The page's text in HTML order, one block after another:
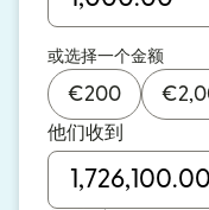
或选择一个金额
€200 €
他们收到